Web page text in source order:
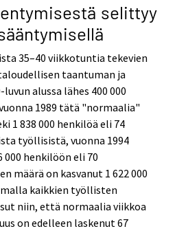
selittyy
35–40 viikkotuntia tekevien
taantuman ja
alussa lähes 400 000
1989 tätä "normaalia"
1 838 000 henkilöä eli 74
työllisistä, vuonna 1994
000 henkilöön eli 70
määrä on kasvanut 1 622 000
kaikkien työllisten
niin, että normaalia viikkoa
on edelleen laskenut 67